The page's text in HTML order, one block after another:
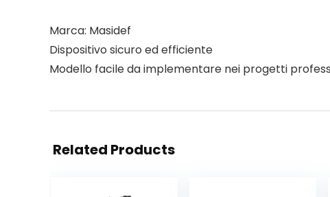
Marca: Masidef
Dispositivo sicuro ed efficiente
Modello facile da implementare nei progetti
Related Products